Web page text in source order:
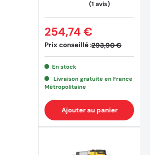
Prix conseillé :293,90 €
254,74 €
En stock
Livraison gratuite en France
Métropolitaine
Ajouter au panier